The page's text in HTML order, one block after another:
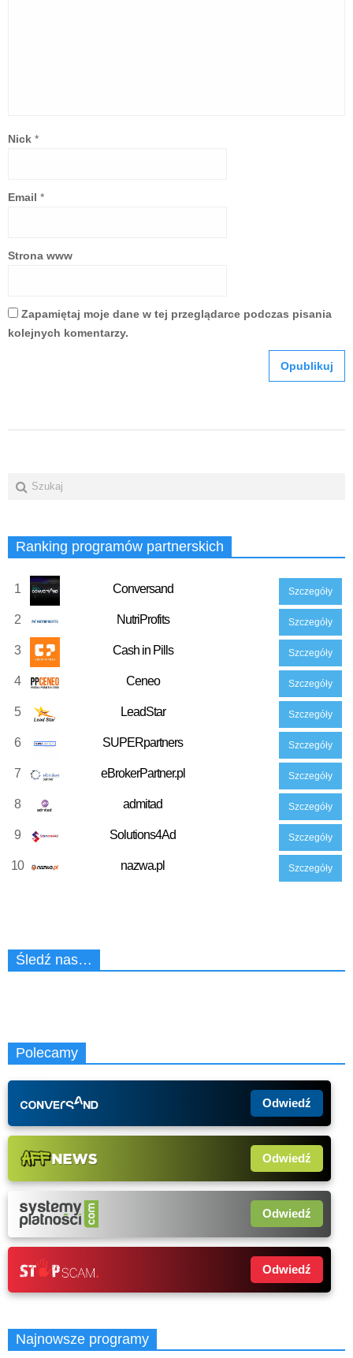
Nick *
Email *
Strona www
Zapamiętaj moje dane w tej przeglądarce podczas pisania
kolejnych komentarzy.
Ranking programów partnerskich
1 Conversand Szczegóły
2 NutriProfits Szczegóły
3 Cash in Pills Szczegóły
4 Ceneo Szczegóły
5 LeadStar Szczegóły
6 SUPERpartners Szczegóły
7 eBrokerPartner.pl Szczegóły
8 admitad Szczegóły
9 Solutions4Ad Szczegóły
10 nazwa.pl Szczegóły
Śledź nas…
Polecamy
Odwiedź
Odwiedź
Odwiedź
Odwiedź
Najnowsze programy